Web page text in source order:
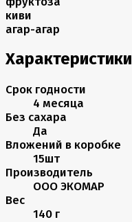
киви
агар-агар
Характеристики
Срок годности
4 месяца
Без сахара
Да
Вложений в коробке
15шт
Производитель
ООО ЭКОМАР
Вес
140 г